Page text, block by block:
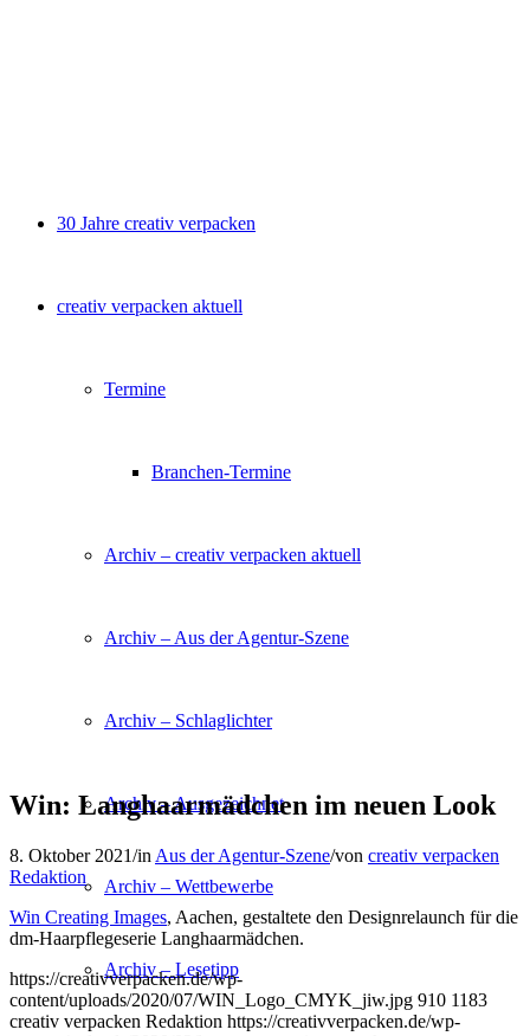
30 Jahre creativ verpacken
creativ verpacken aktuell
Termine
Branchen-Termine
Archiv – creativ verpacken aktuell
Archiv – Aus der Agentur-Szene
Archiv – Schlaglichter
Archiv – Ausgezeichnet
Archiv – Wettbewerbe
Archiv – Lesetipp
Win: Langhaarmädchen im neuen Look
8. Oktober 2021/in Aus der Agentur-Szene/von creativ verpacken
Redaktion
Win Creating Images, Aachen, gestaltete den Designrelaunch für die
dm-Haarpflegeserie Langhaarmädchen.
https://creativverpacken.de/wp-
content/uploads/2020/07/WIN_Logo_CMYK_jiw.jpg 910 1183
creativ verpacken Redaktion https://creativverpacken.de/wp-